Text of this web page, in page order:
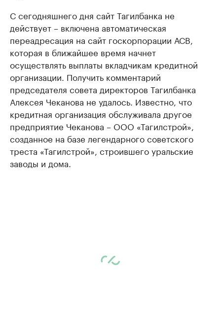
С сегодняшнего дня сайт Тагилбанка не
действует – включена автоматическая
переадресация на сайт госкорпорации АСВ,
которая в ближайшее время начнет
осуществлять выплаты вкладчикам кредитной
организации. Получить комментарий
председателя совета директоров Тагилбанка
Алексея Чеканова не удалось. Известно, что
кредитная организация обслуживала другое
предприятие Чеканова – ООО «Тагилстрой»,
созданное на базе легендарного советского
треста «Тагилстрой», строившего уральские
заводы и дома.